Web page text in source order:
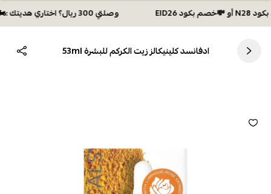
وصلتي 300 ريال؟ اختاري هديتك :🏍 شحن مجاني بكود N28 أو 💸خصم بكود EID26
ادفانسد كلينيكالز زيت الكركم للبشرة 53ml